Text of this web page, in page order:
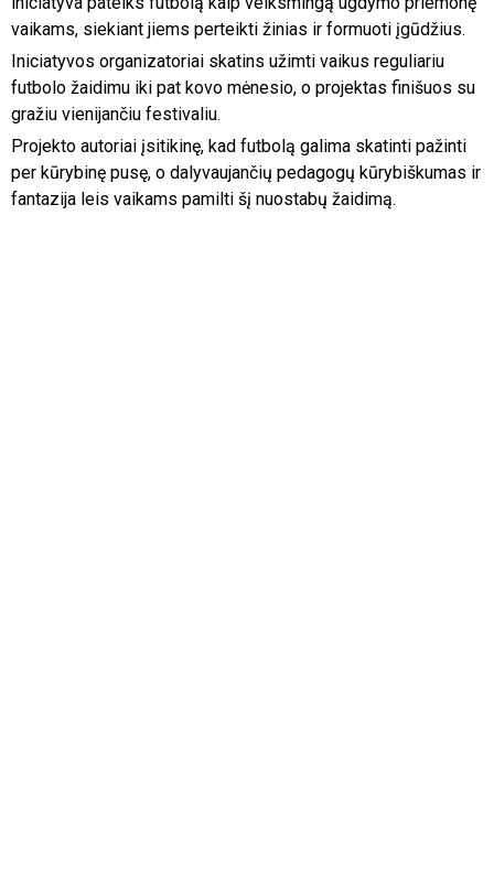
vaikams, siekiant jiems perteikti žinias ir formuoti įgūdžius.
Iniciatyvos organizatoriai skatins užimti vaikus reguliariu
futbolo žaidimu iki pat kovo mėnesio, o projektas finišuos su
gražiu vienijančiu festivaliu.
Projekto autoriai įsitikinę, kad futbolą galima skatinti pažinti
per kūrybinę pusę, o dalyvaujančių pedagogų kūrybiškumas ir
fantazija leis vaikams pamilti šį nuostabų žaidimą.